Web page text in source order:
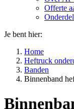
Offerte
Je bent hier:
Home
Heftruck
Banden
Binnenband